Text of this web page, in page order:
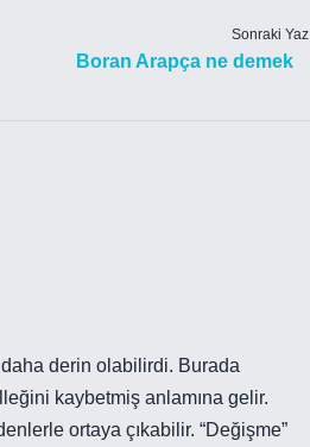
Sonraki
Boran Arapça ne demek
daha derin olabilirdi. Burada
kaybetmiş anlamına gelir.
ortaya çıkabilir. “Değişme”